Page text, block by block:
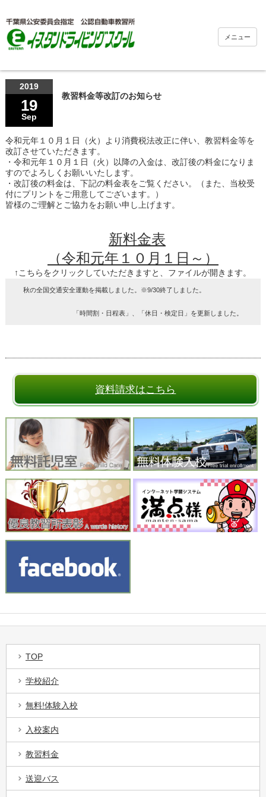
メニュー
2019
19
Sep
教習料金等改訂のお知らせ
令和元年１０月１日（火）より消費税法改正に伴い、教習料金等を
改訂させていただきます。
・令和元年１０月１日（火）以降の入金は、改訂後の料金になりま
すのでよろしくお願いいたします。
・改訂後の料金は、下記の料金表をご覧ください。（また、当校受
付にプリントをご用意してございます。）
皆様のご理解とご協力をお願い申し上げます。
新料金表
（令和元年１０月１日～）
↑こちらをクリックしていただきますと、ファイルが開きます。
秋の全国交通安全運動を掲載しました。※9/30終了しました。
「時間割・日程表」、「休日・検定日」を更新しました。
資料請求はこちら
TOP
学校紹介
無料!体験入校
入校案内
教習料金
送迎バス